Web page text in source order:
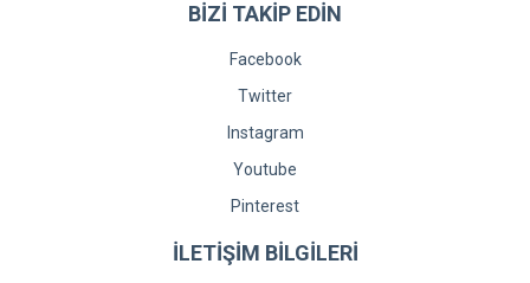
BİZİ TAKİP EDİN
Facebook
Twitter
Instagram
Youtube
Pinterest
İLETİŞİM BİLGİLERİ